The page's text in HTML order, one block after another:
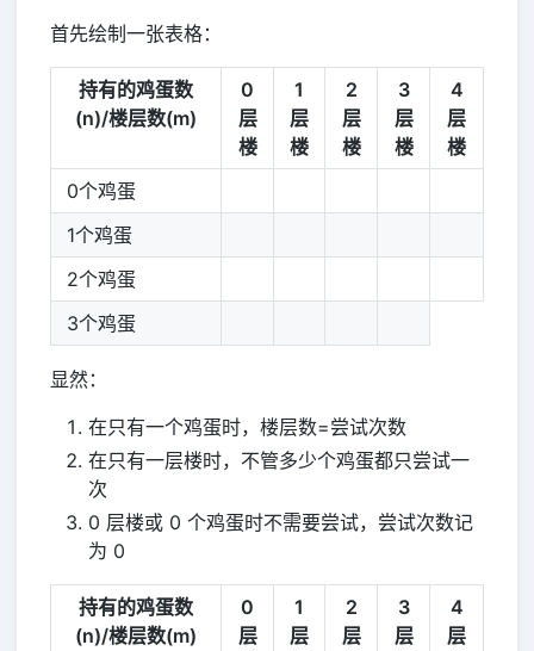
首先绘制一张表格：
持有的鸡蛋数
(n)/楼层数(m)
0
层
楼
1
层
楼
2
层
楼
3
层
楼
4
层
楼
0个鸡蛋
1个鸡蛋
2个鸡蛋
3个鸡蛋
显然：
在只有一个鸡蛋时，楼层数=尝试次数
在只有一层楼时，不管多少个鸡蛋都只尝试一
次
0 层楼或 0 个鸡蛋时不需要尝试，尝试次数记
为 0
持有的鸡蛋数
(n)/楼层数(m)
0
层
1
层
2
层
3
层
4
层